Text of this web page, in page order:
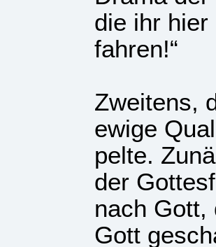
die ihr
fah­ren!“
Zwei­tens,
ewige
pelte.
der
nach Gott,
Gott